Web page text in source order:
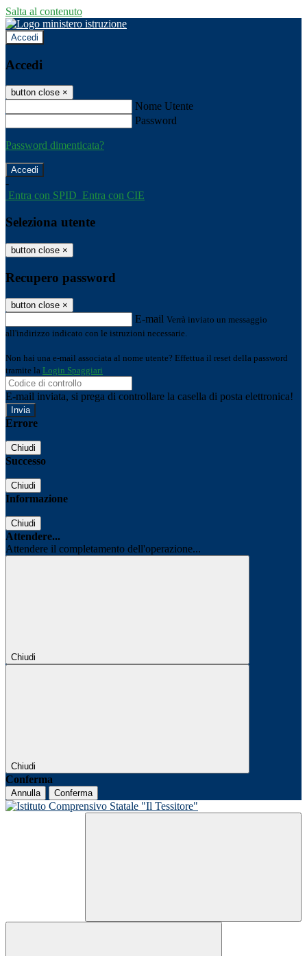
Salta al contenuto
Accedi
Accedi
button close ×
Nome Utente
Password
Password dimenticata?
-
Entra con SPID Entra con CIE
Seleziona utente
button close ×
Recupero password
button close ×
E-mail Verrà inviato un messaggio
all'indirizzo indicato con le istruzioni necessarie.
Non hai una e-mail associata al nome utente? Effettua il reset della password
tramite la Login Spaggiari
E-mail inviata, si prega di controllare la casella di posta elettronica!
Errore
Chiudi
Successo
Chiudi
Informazione
Chiudi
Attendere...
Attendere il completamento dell'operazione...
Chiudi
Chiudi
Conferma
Annulla Conferma